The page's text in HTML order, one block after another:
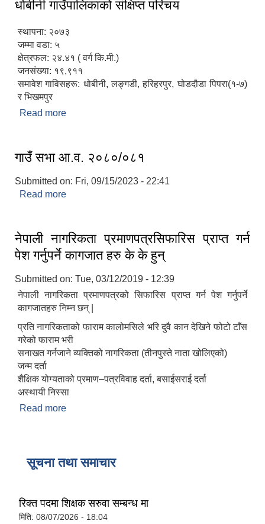
धोबीनी गाउँपालिकाको संक्षिप्त परिचय
स्थापना: २०७३
जम्मा वडा: ५
क्षेत्रफल: २४.४१ ( वर्ग कि.मी.)
जनसंख्या: १९,९११
समावेश गाविसहरू: धोबीनी, लङ्गडी, हरिहरपुर, घोडदौडा पिपरा(१-७)
र भिखमपुर
Read more
गाउँ सभा आ.व. २०८०/०८१
Submitted on: Fri, 09/15/2023 - 22:41
Read more
नेपाली नागरिकता प्रमाणपत्रसिफारिस प्राप्त गर्न
पेश गर्नुपर्ने कागजात हरु के के हुन्
Submitted on: Tue, 03/12/2019 - 12:39
नेपाली नागरिकता प्रमाणपत्रको सिफारिस प्राप्त गर्न पेश गर्नुपर्ने
कागजातहरु निम्न छन् |
प्रति नागरिकताको फाराम कालोमसिले भरि दुवै कान देखिने फोटो टाँस
गरेको फाराम भरी
सनाखत गर्नजाने व्यक्तिको नागरिकता (तीनपुस्ते नाता खोलिएको)
जन्म दर्ता
शैक्षिक योग्यताको प्रमाण–पत्रविवाह दर्ता, बसाईसराई दर्ता
अस्थायी निस्सा
Read more
सूचना तथा समाचार
रिक्त पदमा शिक्षक सरुवा सम्बन्ध मा
मिति: 08/07/2026 - 18:04